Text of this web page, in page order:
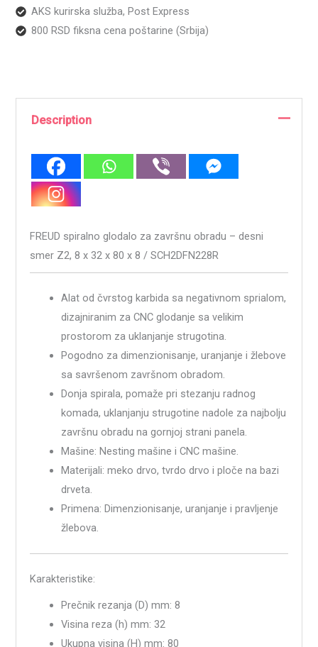
AKS kurirska služba, Post Express
800 RSD fiksna cena poštarine (Srbija)
Description
FREUD spiralno glodalo za završnu obradu – desni
smer Z2, 8 x 32 x 80 x 8 / SCH2DFN228R
Alat od čvrstog karbida sa negativnom sprialom,
dizajniranim za CNC glodanje sa velikim
prostorom za uklanjanje strugotina.
Pogodno za dimenzionisanje, uranjanje i žlebove
sa savršenom završnom obradom.
Donja spirala, pomaže pri stezanju radnog
komada, uklanjanju strugotine nadole za najbolju
završnu obradu na gornjoj strani panela.
Mašine: Nesting mašine i CNC mašine.
Materijali: meko drvo, tvrdo drvo i ploče na bazi
drveta.
Primena: Dimenzionisanje, uranjanje i pravljenje
žlebova.
Karakteristike:
Prečnik rezanja (D) mm: 8
Visina reza (h) mm: 32
Ukupna visina (H) mm: 80